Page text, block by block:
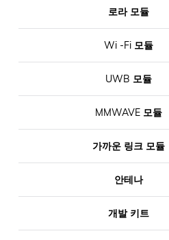
로라 모듈
Wi -Fi 모듈
UWB 모듈
MMWAVE 모듈
가까운 링크 모듈
안테나
개발 키트